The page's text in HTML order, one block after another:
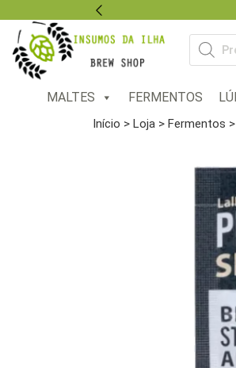
Previous
MALTES FERMENTOS
Início > Loja > Fermentos